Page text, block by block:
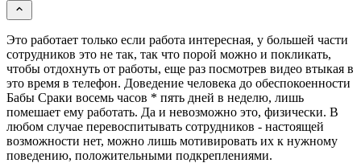
Это работает только если работа интересная, у большей части
сотрудников это не так, так что порой можно и покликать,
чтобы отдохнуть от работы, еще раз посмотрев видео втыкая в
это время в телефон. Доведение человека до обеспокоенности
Бабы Сраки восемь часов * пять дней в неделю, лишь
помешает ему работать. Да и невозможно это, физически. В
любом случае перевоспитывать сотрудников - настоящей
возможности нет, можно лишь мотивировать их к нужному
поведению, положительными подкреплениями.